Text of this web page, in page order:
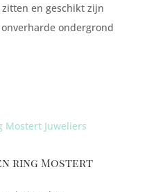
en geschikt zijn
ondergrond
ring Mostert